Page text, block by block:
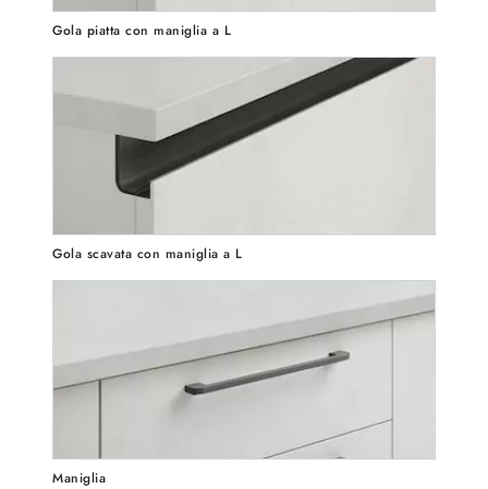
Gola piatta con maniglia a L
Gola scavata con maniglia a L
Maniglia